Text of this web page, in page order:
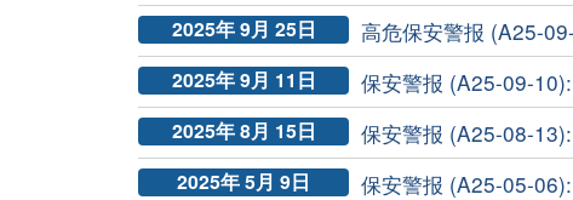
2025年 9月 25日 高危保安警报 (A25-
2025年 9月 11日 保安警报 (A25-09-
2025年 8月 15日 保安警报 (A25-08-
2025年 5月 9日 保安警报 (A25-05-